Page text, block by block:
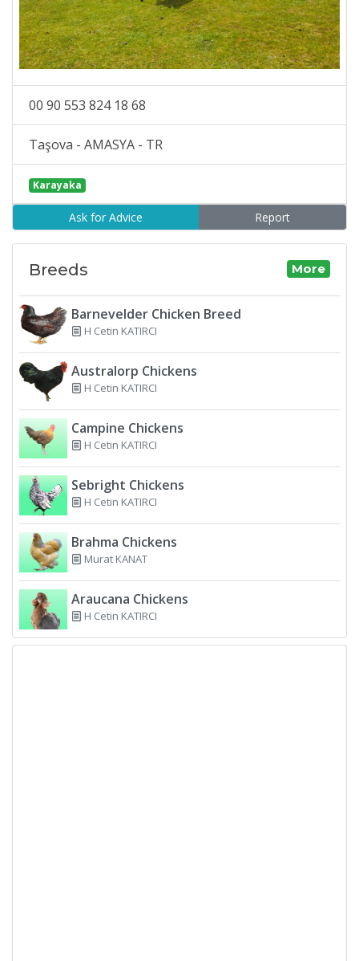
00 90 553 824 18 68
Taşova - AMASYA - TR
Karayaka
Ask for Advice Report
Breeds More
Barnevelder Chicken Breed
H Cetin KATIRCI
Australorp Chickens
H Cetin KATIRCI
Campine Chickens
H Cetin KATIRCI
Sebright Chickens
H Cetin KATIRCI
Brahma Chickens
Murat KANAT
Araucana Chickens
H Cetin KATIRCI